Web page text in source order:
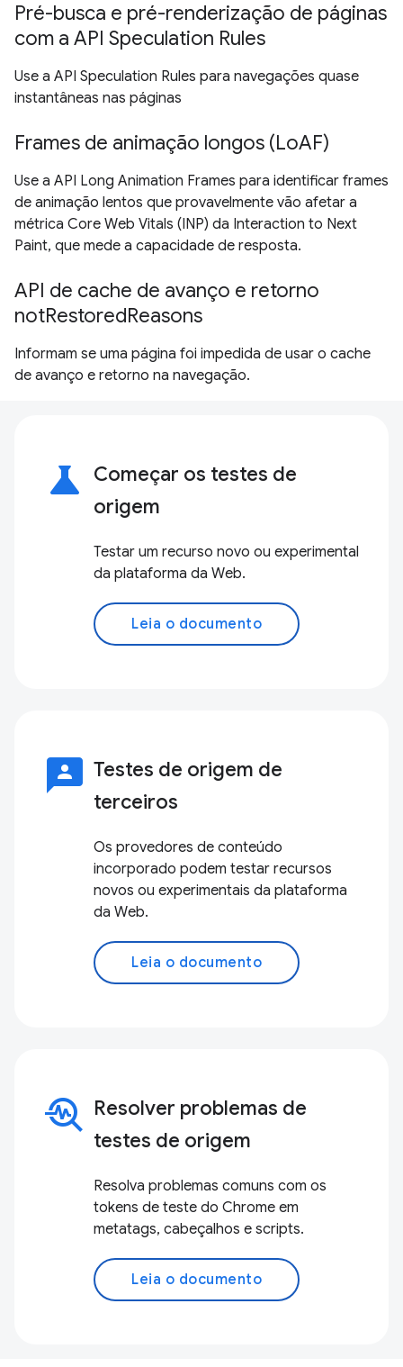
Pré-busca e pré-renderização de páginas
com a API Speculation Rules
Use a API Speculation Rules para navegações quase
instantâneas nas páginas
Frames de animação longos (LoAF)
Use a API Long Animation Frames para identificar frames
de animação lentos que provavelmente vão afetar a
métrica Core Web Vitals (INP) da Interaction to Next
Paint, que mede a capacidade de resposta.
API de cache de avanço e retorno
notRestoredReasons
Informam se uma página foi impedida de usar o cache
de avanço e retorno na navegação.
science
Começar os testes de
origem
Testar um recurso novo ou experimental
da plataforma da Web.
Leia o documento
3p Testes de origem de
terceiros
Os provedores de conteúdo
incorporado podem testar recursos
novos ou experimentais da plataforma
da Web.
Leia o documento
troubleshoot
Resolver problemas de
testes de origem
Resolva problemas comuns com os
tokens de teste do Chrome em
metatags, cabeçalhos e scripts.
Leia o documento